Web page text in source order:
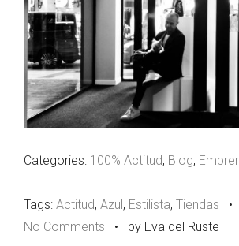
Categories: 100% Actitud, Blog,
Tags: Actitud, Azul , Estilista, Tiendas •
No Comments • by Eva del Ruste